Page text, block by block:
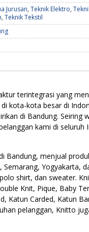
Jurusan, Teknik Elektro,
, Teknik Tekstil
terintegrasi yang
kota-kota besar di
di Bandung. Seiring
kami di seluruh
Bandung, menjual
Yogyakarta,
shirt, dan sweater.
Knit, Pique, Baby
Katun Carded, Katun
pelanggan, Knitto